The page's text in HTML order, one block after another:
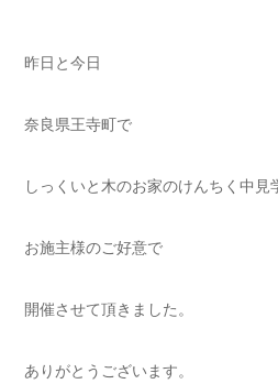
昨日と今日
奈良県王寺町で
しっくいと木のお家のけんちく中見
お施主様のご好意で
開催させて頂きました。
ありがとうございます。